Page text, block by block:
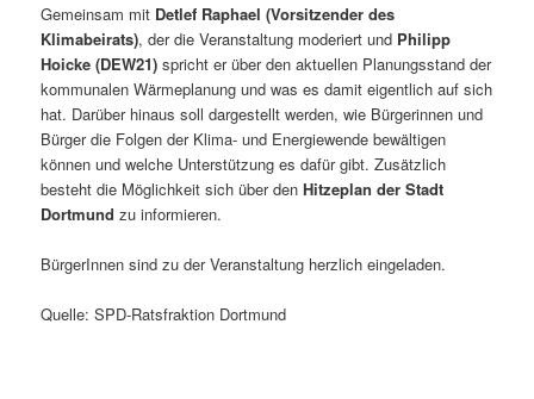
Gemeinsam mit Detlef Raphael (Vorsitzender des
Klimabeirats), der die Veranstaltung moderiert und Philipp
Hoicke (DEW21) spricht er über den aktuellen Planungsstand der
kommunalen Wärmeplanung und was es damit eigentlich auf sich
hat. Darüber hinaus soll dargestellt werden, wie Bürgerinnen und
Bürger die Folgen der Klima- und Energiewende bewältigen
können und welche Unterstützung es dafür gibt. Zusätzlich
besteht die Möglichkeit sich über denHitzeplan der Stadt
Dortmund zu informieren.
BürgerInnen sind zu der Veranstaltung herzlich eingeladen.
Quelle: SPD-Ratsfraktion Dortmund